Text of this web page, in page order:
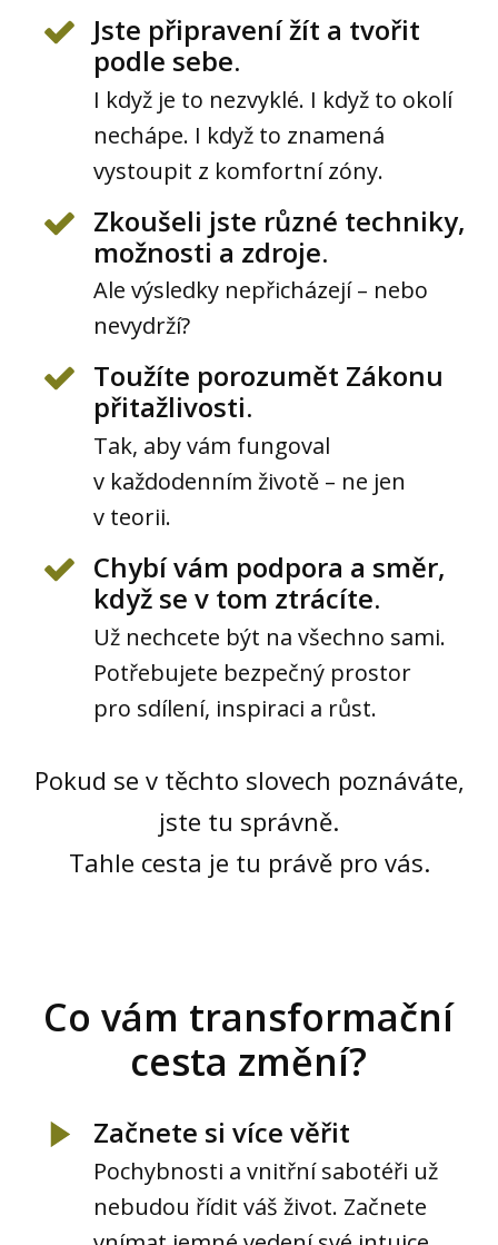
Jste připravení žít a tvořit
podle sebe.
I když je to nezvyklé. I když to okolí
nechápe. I když to znamená
vystoupit z komfortní zóny.
Zkoušeli jste různé techniky,
možnosti a zdroje.
Ale výsledky nepřicházejí – nebo
nevydrží?
Toužíte porozumět Zákonu
přitažlivosti.
Tak, aby vám fungoval
v každodenním životě – ne jen
v teorii.
Chybí vám podpora a směr,
když se v tom ztrácíte.
Už nechcete být na všechno sami.
Potřebujete bezpečný prostor
pro sdílení, inspiraci a růst.
Pokud se v těchto slovech poznáváte,
jste tu správně.
Tahle cesta je tu právě pro vás.
Co vám transformační
cesta změní?
Začnete si více věřit
Pochybnosti a vnitřní sabotéři už
nebudou řídit váš život. Začnete